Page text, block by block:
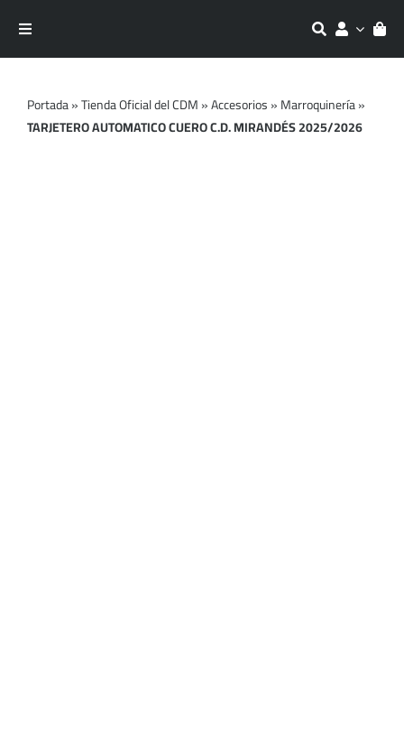
contenido
Toggle
Entrenamiento
Portada»Tienda Oficial del CDM»Accesorios»Marroquinería»
TARJETERO AUTOMATICO CUERO C.D. MIRANDÉS 2025/2026